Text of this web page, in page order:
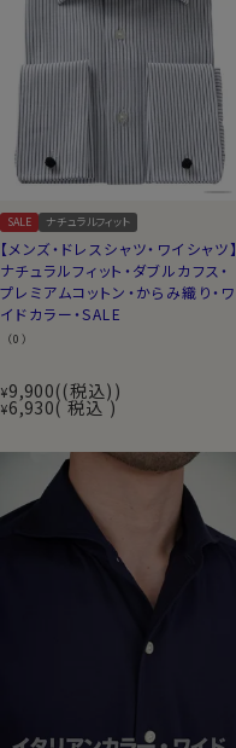
SALE ナチュラルフィット
【メンズ・ドレスシャツ・ワイシャツ】
ナチュラルフィット・ダブルカフス・
プレミアムコットン・からみ織り・ワ
イドカラー・SALE
（0）
¥9,900 (税込)
¥6,930 税込